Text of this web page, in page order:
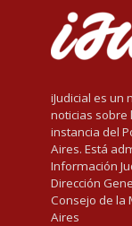
iJudicial es un
noticias sobre
instancia del
Aires. Está
Información
Dirección
Consejo de la
Aires